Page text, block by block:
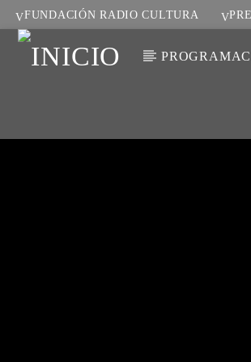
FUNDACIÓN RADIO CULTURA